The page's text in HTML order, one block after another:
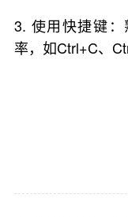
3. 使用快捷键
率，如Ctrl+C、